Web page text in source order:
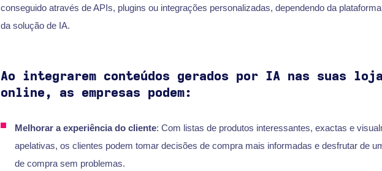
conseguido através de APIs, plugins ou integrações personalizadas, dependendo da
da solução de IA.
Ao integrarem conteúdos gerados por IA nas suas
online, as empresas podem:
Melhorar a experiência do cliente: Com listas de produtos interessantes, exactas e
apelativas, os clientes podem tomar decisões de compra mais informadas e desfrutar de
de compra sem problemas.